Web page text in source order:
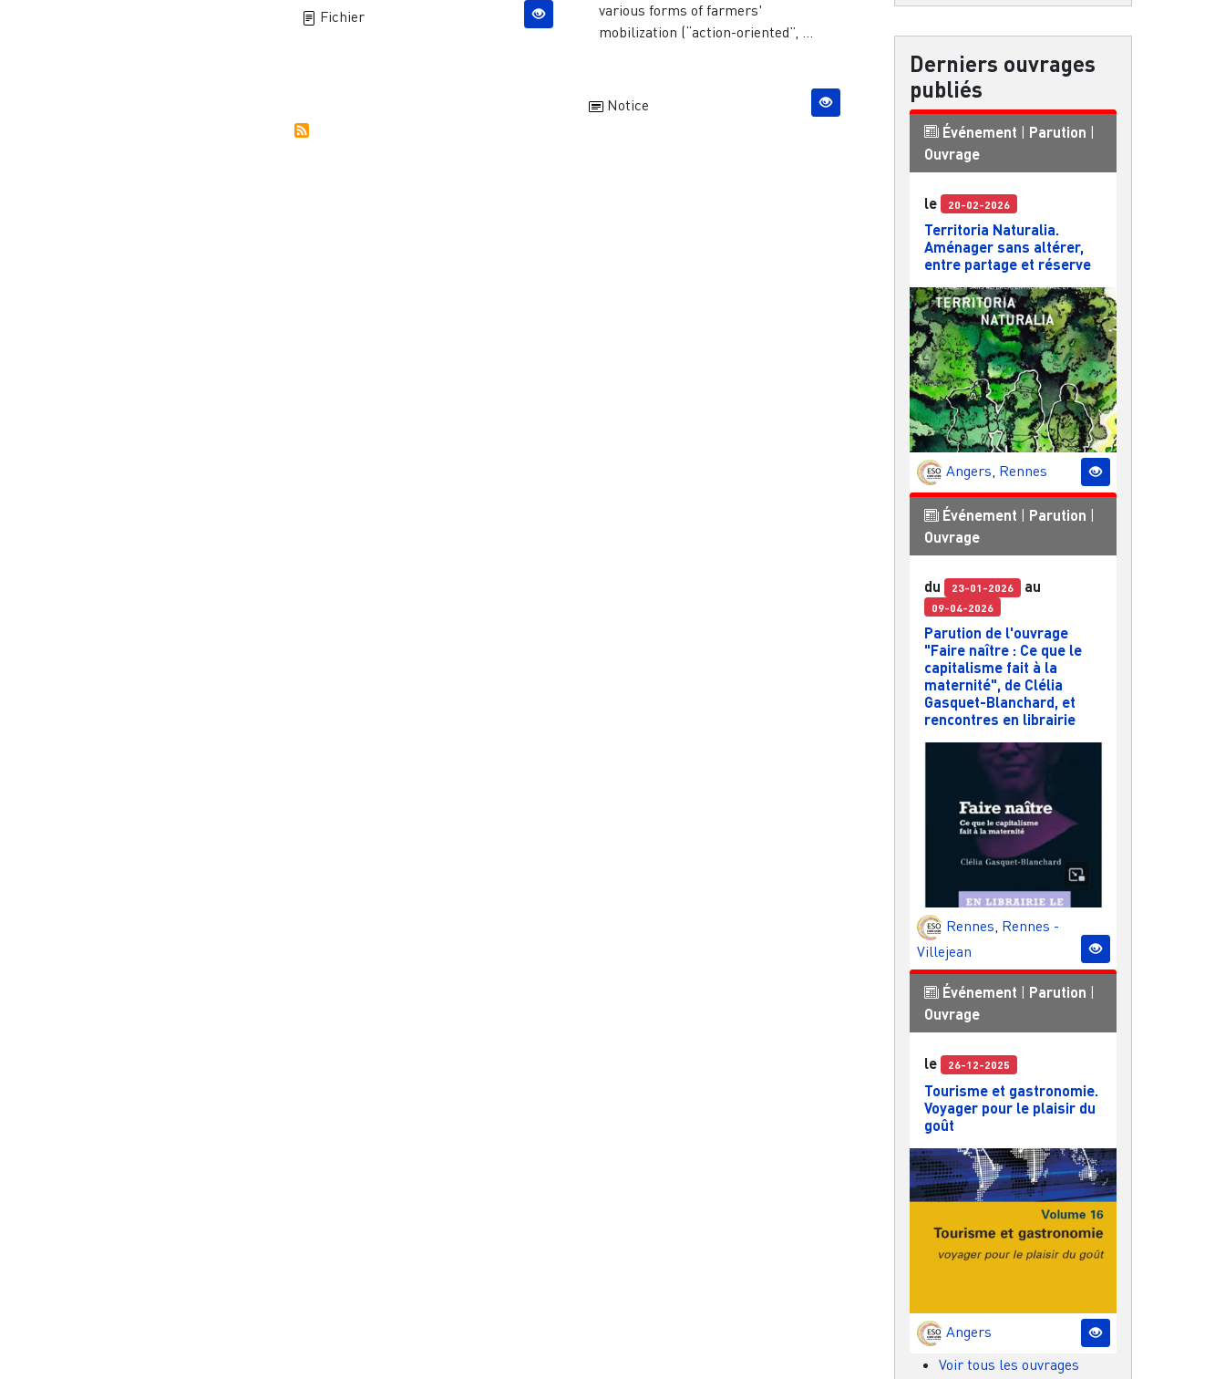
Fichier
various forms of farmers'
mobilization (“action-oriented”, ...
Notice
Derniers ouvrages
publiés
Événement | Parution |
Ouvrage
le 20-02-2026
Territoria Naturalia.
Aménager sans altérer,
entre partage et réserve
Angers, Rennes
Événement Parution
Ouvrage
du 23-01-2026 au
09-04-2026
Parution de l'ouvrage
"Faire naître : Ce que le
capitalisme fait à la
maternité", de Clélia
Gasquet-Blanchard, et
rencontres en librairie
Rennes, Rennes -
Villejean
Événement Parution
Ouvrage
le 26-12-2025
Tourisme et gastronomie.
Voyager pour le plaisir du
goût
Angers
Voir tous les ouvrages